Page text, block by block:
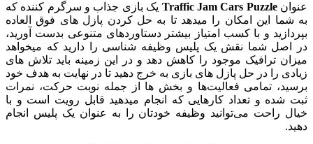
عنوانTraffic Jam Cars Puzzle یک بازی جذاب و سرگرم کننده که
به شما این امکان را میدهد تا به حل کردن پازل های فوق العاده
بپردازید و با کسب امتیاز بیشتر دستاوردهای متنوعی بدست آورید،
در اصل شما نقش یک پلیس وظیفه شناسی را دارید که میخواهد
میزان ترافیک موجود را کاهش دهد و در این زمینه باید تلاش های
زیادی را در حل پازل های بازی به خرج دهید تا در نهایت به هدف خود
برسید، تمامی فعالیت‌ها و بخش ها از جمله نوبت حرکت، نمرات
ثبت شده و تعداد کارهایی که انجام میدهید قابل رویت است و با
خیال راحت می‌توانید وظیفه خودتان را به عنوان یک پلیس انجام
دهید.